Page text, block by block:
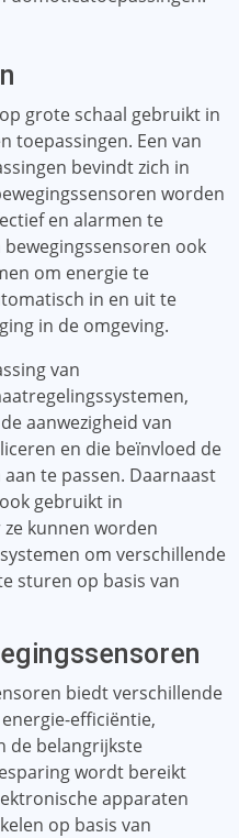
grote schaal gebruikt in
toepassingen. Een van
bevindt zich in
worden
en alarmen te
ook
om energie te
in en uit te
in de omgeving.
van
aanwezigheid van
en die beïnvloed de
te passen. Daarnaast
gebruikt in
kunnen worden
om verschillende
sturen op basis van
biedt verschillende
efficiëntie,
de belangrijkste
wordt bereikt
apparaten
op basis van